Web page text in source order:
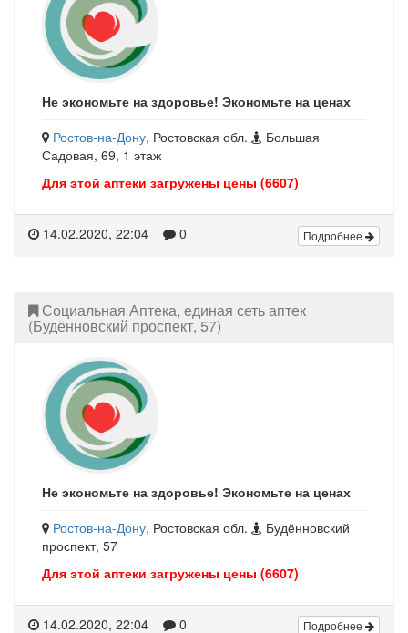
Не экономьте на здоровье! Экономьте на ценах
Ростов-на-Дону, Ростовская обл.
Большая
Садовая, 69, 1 этаж
Для этой аптеки загружены цены (6607)
14.02.2020, 22:04 0 Подробнее
Социальная Аптека, единая сеть аптек
(Будённовский проспект, 57)
Не экономьте на здоровье! Экономьте на ценах
Ростов-на-Дону, Ростовская обл.
Будённовский
проспект, 57
Для этой аптеки загружены цены (6607)
14.02.2020, 22:04 0 Подробнее